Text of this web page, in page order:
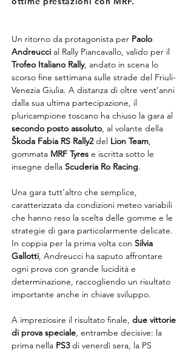
Un ritorno da protagonista per Paolo
Andreucci al Rally Piancavallo, valido per il
Trofeo Italiano Rally, andato in scena lo
scorso fine settimana sulle strade del Friuli-
Venezia Giulia. A distanza di oltre vent’anni
dalla sua ultima partecipazione, il
pluricampione toscano ha chiuso la gara al
secondo posto assoluto, al volante della
Škoda Fabia RS Rally2 del Lion Team,
gommata MRF Tyres e iscritta sotto le
insegne della Scuderia Ro Racing.
Una gara tutt’altro che semplice,
caratterizzata da condizioni meteo variabili
che hanno reso la scelta delle gomme e le
strategie di gara particolarmente delicate.
In coppia per la prima volta con Silvia
Gallotti, Andreucci ha saputo affrontare
ogni prova con grande lucidità e
determinazione, raccogliendo un risultato
importante anche in chiave sviluppo.
A impreziosire il risultato finale, due vittorie
di prova speciale, entrambe decisive: la
prima nella PS3 di venerdì sera, la PS